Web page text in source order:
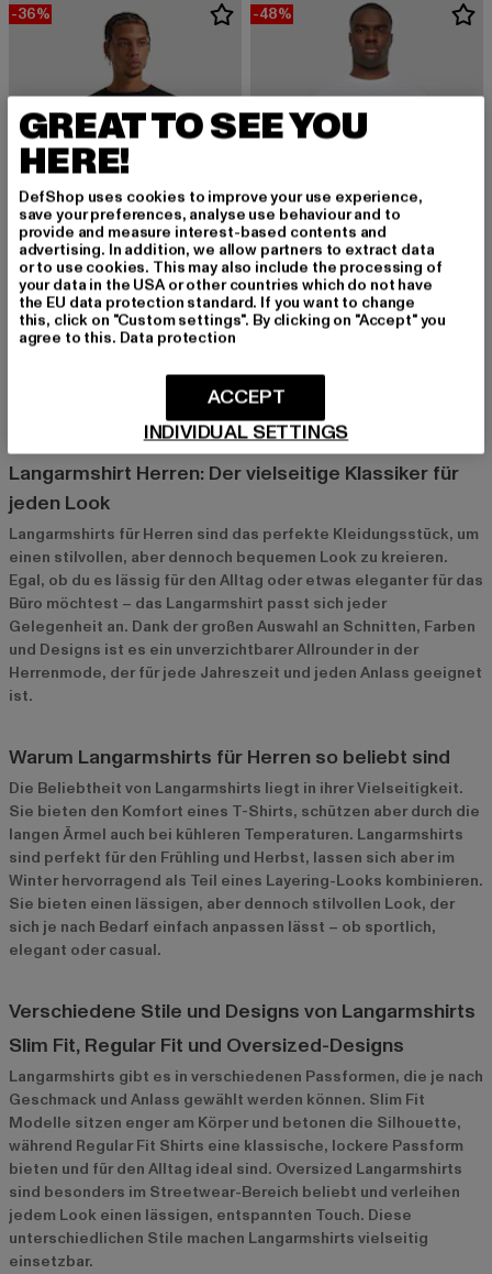
-36%
K1X
K1X Bootleg Longsleeve
-48%
ZOO YORK
Langarmshirt Herren: Der vielseitige Klassiker für
jeden Look
Langarmshirts für Herren sind das perfekte Kleidungsstück, um
einen stilvollen, aber dennoch bequemen Look zu kreieren.
Egal, ob du es lässig für den Alltag oder etwas eleganter für das
Büro möchtest – das Langarmshirt passt sich jeder
Gelegenheit an. Dank der großen Auswahl an Schnitten, Farben
und Designs ist es ein unverzichtbarer Allrounder in der
Herrenmode, der für jede Jahreszeit und jeden Anlass geeignet
ist.
Warum Langarmshirts für Herren so beliebt sind
Die Beliebtheit von Langarmshirts liegt in ihrer Vielseitigkeit.
Sie bieten den Komfort eines T-Shirts, schützen aber durch die
langen Ärmel auch bei kühleren Temperaturen. Langarmshirts
sind perfekt für den Frühling und Herbst, lassen sich aber im
Winter hervorragend als Teil eines Layering-Looks kombinieren.
Sie bieten einen lässigen, aber dennoch stilvollen Look, der
sich je nach Bedarf einfach anpassen lässt – ob sportlich,
elegant oder casual.
Verschiedene Stile und Designs von Langarmshirts
Slim Fit, Regular Fit und Oversized-Designs
Langarmshirts gibt es in verschiedenen Passformen, die je nach
Geschmack und Anlass gewählt werden können. Slim Fit
Modelle sitzen enger am Körper und betonen die Silhouette,
während Regular Fit Shirts eine klassische, lockere Passform
bieten und für den Alltag ideal sind. Oversized Langarmshirts
sind besonders im Streetwear-Bereich beliebt und verleihen
jedem Look einen lässigen, entspannten Touch. Diese
unterschiedlichen Stile machen Langarmshirts vielseitig
einsetzbar.
GREAT TO SEE YOU
HERE!
DefShop uses cookies to improve your use experience,
save your preferences, analyse use behaviour and to
provide and measure interest-based contents and
advertising. In addition, we allow partners to extract data
or to use cookies. This may also include the processing of
your data in the USA or other countries which do not have
the EU data protection standard. If you want to change
this, click on "Custom settings". By clicking on "Accept" you
agree to this. Data protection
INDIVIDUAL SETTINGS
ACCEPT